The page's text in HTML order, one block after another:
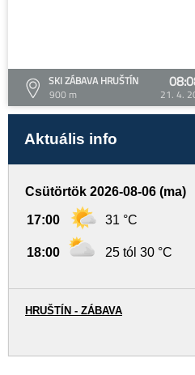
SKI ZÁBAVA HRUŠTÍN
900 m
21. 4.
Aktuális info
Csütörtök 2026-08-06 (ma)
17:00 31 °C
18:00 25 tól 30 °C
HRUŠTÍN - ZÁBAVA